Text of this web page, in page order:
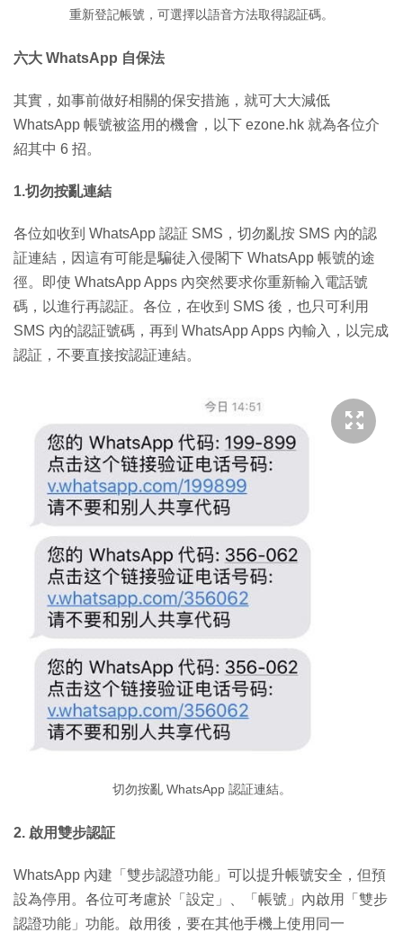
重新登記帳號，可選擇以語音方法取得認証碼。
六大 WhatsApp 自保法
其實，如事前做好相關的保安措施，就可大大減低
WhatsApp 帳號被盜用的機會，以下 ezone.hk 就為各位介
紹其中 6 招。
1.切勿按亂連結
各位如收到 WhatsApp 認証 SMS，切勿亂按 SMS 內的認
証連結，因這有可能是騙徒入侵閣下 WhatsApp 帳號的途
徑。即使 WhatsApp Apps 內突然要求你重新輸入電話號
碼，以進行再認証。各位，在收到 SMS 後，也只可利用
SMS 內的認証號碼，再到 WhatsApp Apps 內輸入，以完成
認証，不要直接按認証連結。
切勿按亂 WhatsApp 認証連結。
2. 啟用雙步認証
WhatsApp 內建「雙步認證功能」可以提升帳號安全，但預
設為停用。各位可考慮於「設定」、「帳號」內啟用「雙步
認證功能」功能。啟用後，要在其他手機上使用同一